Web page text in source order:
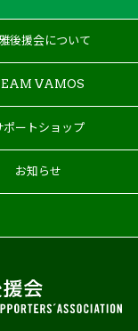
後援会について
VAMOS
ポートショップ
お知らせ